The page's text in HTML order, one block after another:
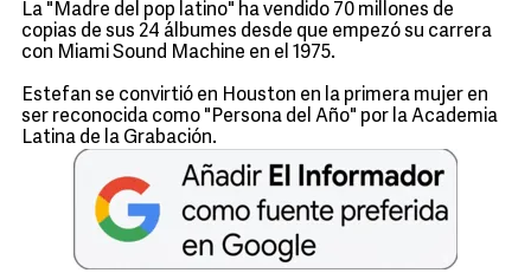
La "Madre del pop latino" ha vendido 70 millones de
copias de sus 24 álbumes desde que empezó su carrera
con Miami Sound Machine en el 1975.
Estefan se convirtió en Houston en la primera mujer en
ser reconocida como "Persona del Año" por la Academia
Latina de la Grabación.